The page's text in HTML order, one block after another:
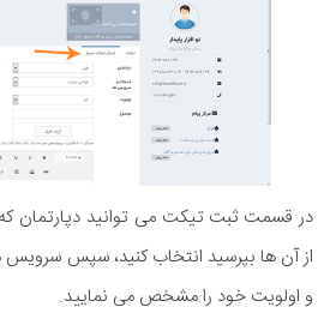
در قسمت ثبت تیکت می توانید دپارتمان
از آن ها بپرسید انتخاب کنید، سپس سرویس
و اولویت خود را مشخص می نمایید.